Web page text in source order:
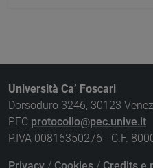
Università Ca’ Foscari
Dorsoduro 3246, 30123
PEC protocollo@pec.unive.it
P.IVA 00816350276 - C.F.